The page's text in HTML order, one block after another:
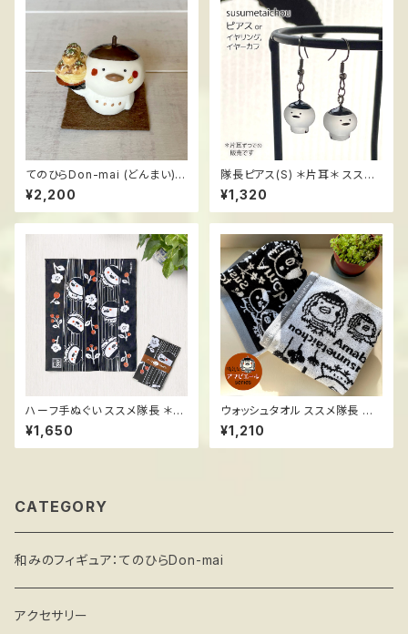
てのひらDon-mai (どんまい)
＊たこ焼き ハンドメイドフィギ
ュア ススメ隊長
¥2,200
隊長ピアス(S) ＊片耳＊ ススメ
隊長
¥1,320
ハーフ手ぬぐい ススメ隊長 ＊梅
の花
¥1,650
ウォッシュタオル ススメ隊長 ＊
陽気なアマビエール
¥1,210
CATEGORY
和みのフィギュア：てのひらDon-mai
アクセサリー